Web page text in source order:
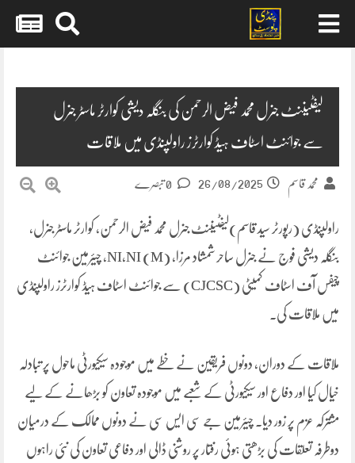
لیفٹیننٹ جنرل محمد فیض الرحمن کی بنگلہ دیشی کوارٹر ماسٹر جنرل
سے جوائنٹ اسٹاف ہیڈ کوارٹرز راولپنڈی میں ملاقات
محمد قاسم 26/08/2025
راولپنڈی (رپورٹر سید قاسم)لیفٹیننٹ جنرل محمد فیض الرحمن، کوارٹر ماسٹر جنرل،
بنگلہ دیشی فوج نے جنرل ساحر شمشاد مرزا، NI,NI (M)، چیئرمین جوائنٹ
چیفس آف اسٹاف کمیٹی (CJCSC) سے جوائنٹ اسٹاف ہیڈ کوارٹرز راولپنڈی
میں ملاقات کی۔
ملاقات کے دوران، دونوں فریقین نے خطے میں موجودہ سیکیورٹی ماحول پر تبادلہ
خیال کیا اور دفاع اور سیکیورٹی کے شعبے میں موجودہ تعاون کو بڑھانے کے لیے
مشترکہ عزم پر زور دیا۔ چیئرمین جے سی ایس سی نے دونوں ممالک کے درمیان
دوطرفہ تعلقات کی بڑھتی ہوئی رفتار پر روشنی ڈالی اور دفاعی تعاون کی نئی راہوں